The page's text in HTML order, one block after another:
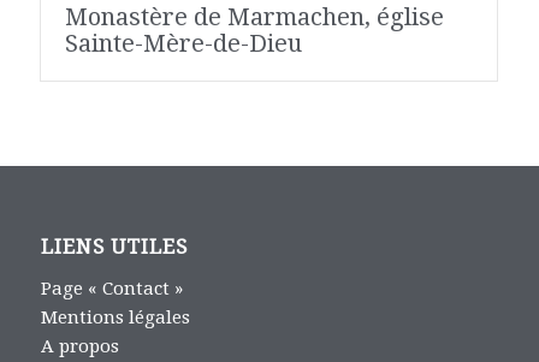
Monastère de Marmachen, église
Sainte-Mère-de-Dieu
LIENS UTILES
Page « Contact »
Mentions légales
A propos